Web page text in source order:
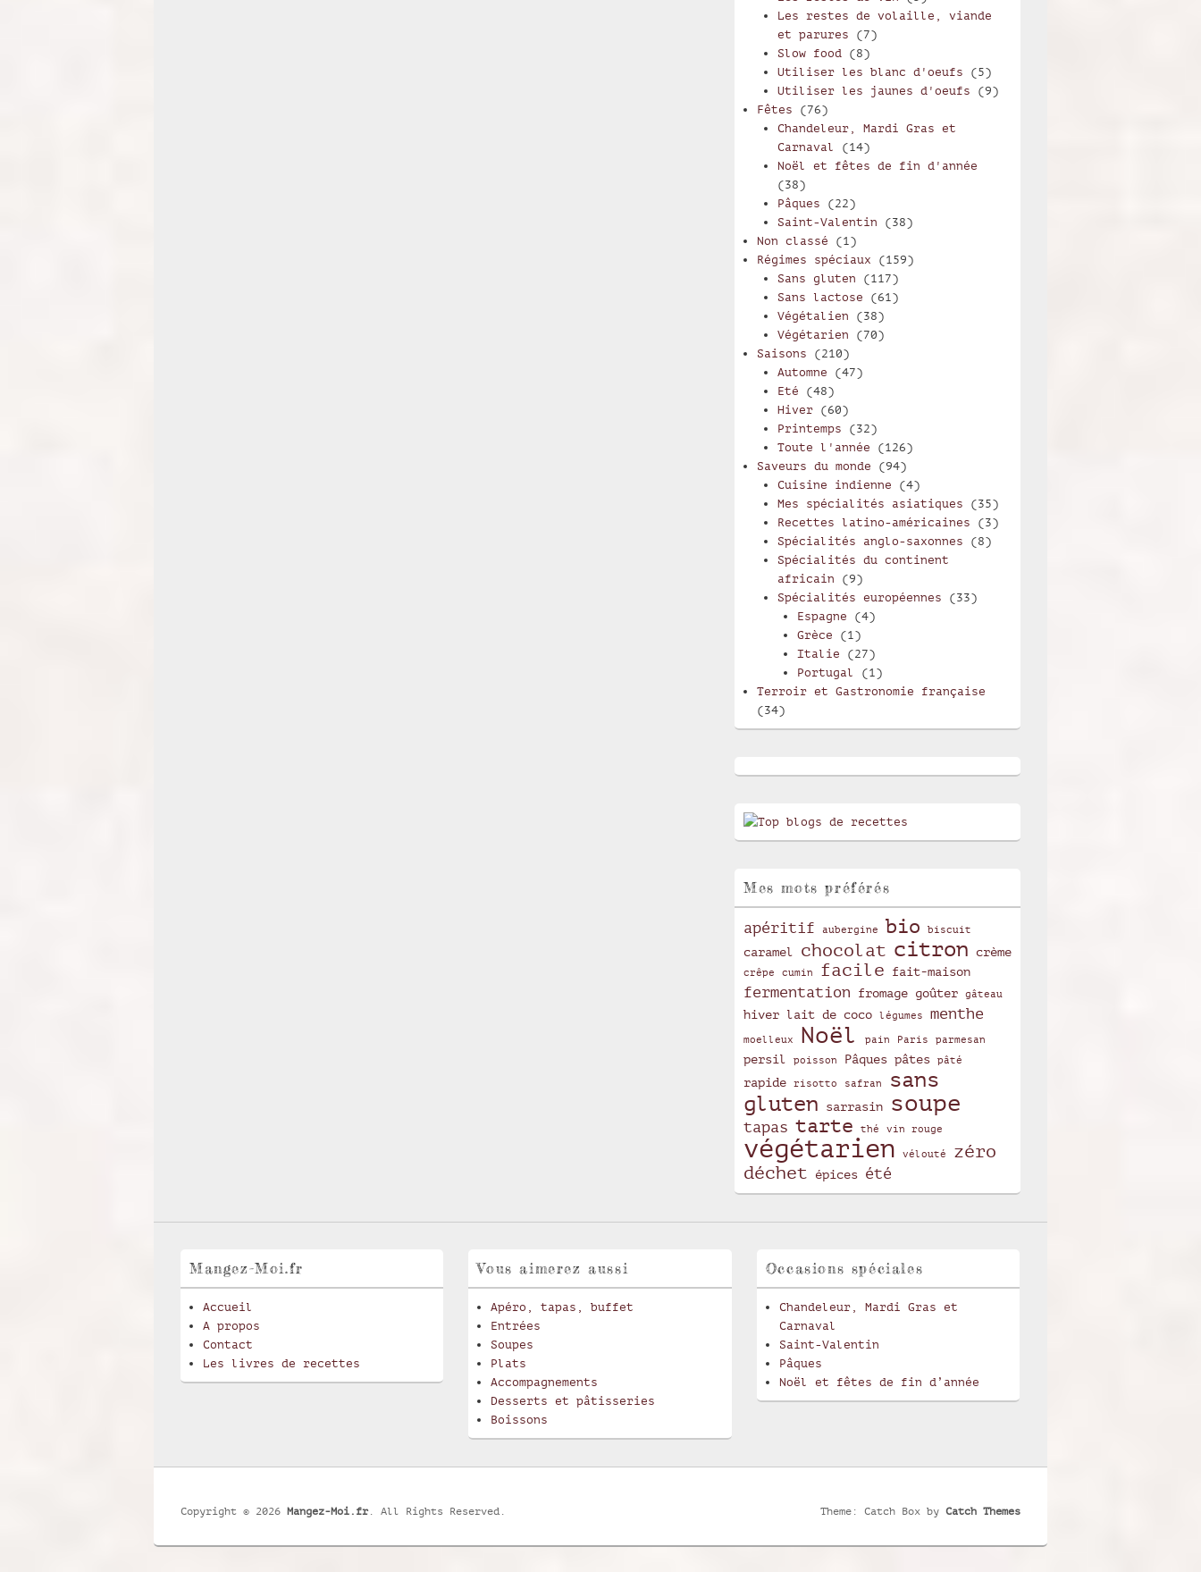
Les restes de volaille, viande
et parures (7)
Slow food(8)
Utiliser les blanc d'oeufs (5)
Utiliser les jaunes d'oeufs (9)
Fêtes (76)
Chandeleur, Mardi Gras et
Carnaval (14)
Noël et fêtes de fin d'année
(38)
Pâques (22)
Saint-Valentin (38)
Non classé (1)
Régimes spéciaux (159)
Sans gluten (117)
Sans lactose (61)
Végétalien (38)
Végétarien (70)
Saisons (210)
Automne (47)
Eté (48)
Hiver(60)
Printemps (32)
Toute l'année (126)
Saveurs du monde (94)
Cuisine indienne (4)
Mes spécialités asiatiques (35)
Recettes latino-américaines (3)
Spécialités anglo-saxonnes (8)
Spécialités du continent
africain (9)
Spécialités européennes (33)
Espagne (4)
Grèce (1)
Italie (27)
Portugal
(1)
Terroir et Gastronomie française
(34)
Mes mots préférés
apéritif aubergine bio biscuit
caramel chocolat citron crème
crêpe cumin facile fait-maison
fermentation fromage goûter gâteau
hiver lait de coco légumes menthe
moelleux Noël pain Paris parmesan
persil poisson Pâques pâtes pâté
rapide risotto safran
sans
gluten
sarrasin soupe
tapas tarte thé vin rouge
végétarien vélouté
zéro
déchet
épices été
Mangez-Moi.fr
Accueil
A propos
Contact
Les livres de recettes
Vous aimerez aussi
Apéro, tapas, buffet
Entrées
Soupes
Plats
Accompagnements
Desserts et pâtisseries
Boissons
Occasions spéciales
Chandeleur, Mardi Gras et
Carnaval
Saint-Valentin
Pâques
Noël et fêtes de fin d’année
Copyright © 2026 Mangez-Moi.fr. All Rights Reserved. Theme: Catch Box by Catch Themes